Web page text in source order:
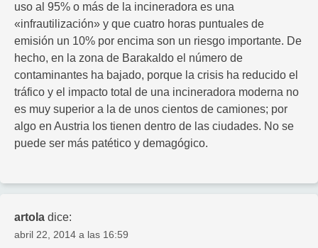
uso al 95% o más de la incineradora es una
«infrautilización» y que cuatro horas puntuales de
emisión un 10% por encima son un riesgo importante. De
hecho, en la zona de Barakaldo el número de
contaminantes ha bajado, porque la crisis ha reducido el
tráfico y el impacto total de una incineradora moderna no
es muy superior a la de unos cientos de camiones; por
algo en Austria los tienen dentro de las ciudades. No se
puede ser más patético y demagógico.
artola dice:
abril 22, 2014 a las 16:59